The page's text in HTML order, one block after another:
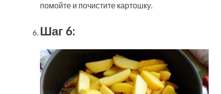
помойте и почистите картошку.
Шаг 6: